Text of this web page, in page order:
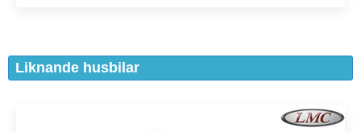
Liknande husbilar